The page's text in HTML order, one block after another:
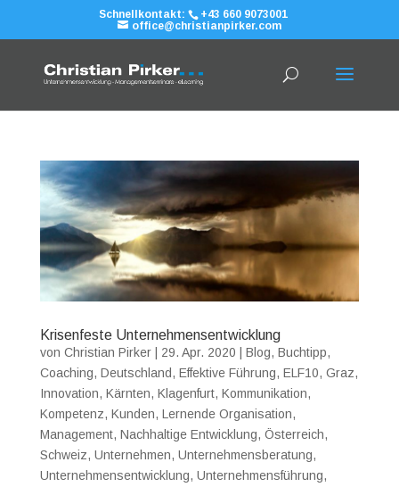
Schnellkontakt:
+43 660 9073001
office@christianpirker.com
Krisenfeste Unternehmensentwicklung
von Christian Pirker| 29. Apr. 2020 Blog, Buchtipp,
Coaching, Deutschland, Effektive Führung, ELF10, Graz,
Innovation, Kärnten, Klagenfurt, Kommunikation,
Kompetenz, Kunden, Lernende Organisation,
Management, Nachhaltige Entwicklung, Österreich,
Schweiz, Unternehmen, Unternehmensberatung,
Unternehmensentwicklung, Unternehmensführung,